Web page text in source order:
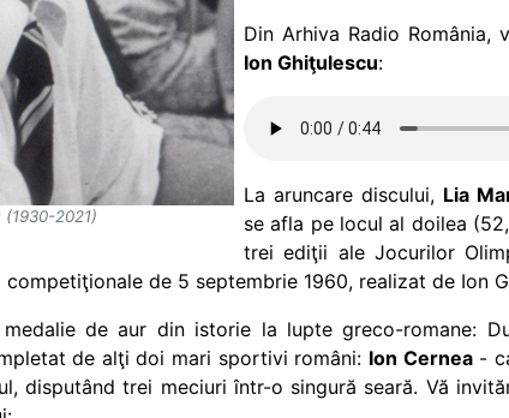
2021)
Din Arhiva Radio România,
Ion Ghiţulescu:
La aruncare discului, Lia
se afla pe locul al doilea
trei ediţii ale Jocurilor
de 5 septembrie 1960, realizat de Ion
de aur din istorie la lupte greco-romane:
de alţi doi mari sportivi români: Ion Cernea-
disputând trei meciuri într-o singură seară. Vă